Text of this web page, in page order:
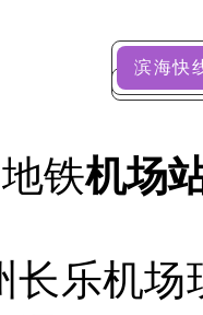
滨海快
铁机场
长乐机